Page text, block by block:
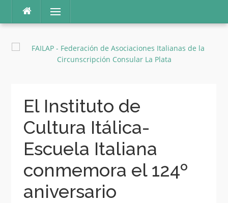
contenido
Menú
El Instituto de
Cultura Itálica-
Escuela Italiana
conmemora el 124º
aniversario